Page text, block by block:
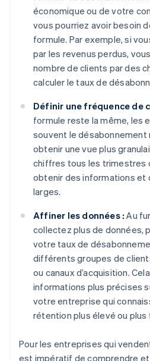
économique ou de votre
vous pourriez avoir besoin
formule. Par exemple, si
par les revenus perdus,
nombre de clients par des
calculer le taux de
Définir une fréquence de
formule reste la même, les
souvent le désabonnement
obtenir une vue plus
chiffres tous les trimestres
obtenir des informations et
larges.
Affiner les données : Au
collectez plus de données,
votre taux de
différents groupes de
ou canaux d’acquisition.
informations plus précises
votre entreprise qui
rétention plus élevé ou plus
Pour les entreprises qui
est impératif de comprendre